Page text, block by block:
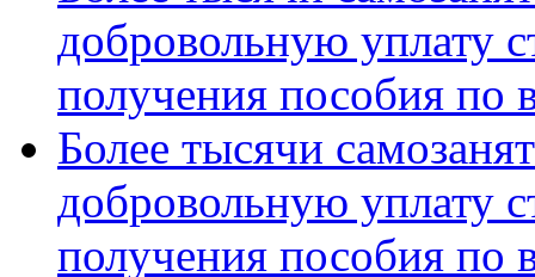
добровольную уплату
получения пособия по
Более тысячи
добровольную уплату
получения пособия по